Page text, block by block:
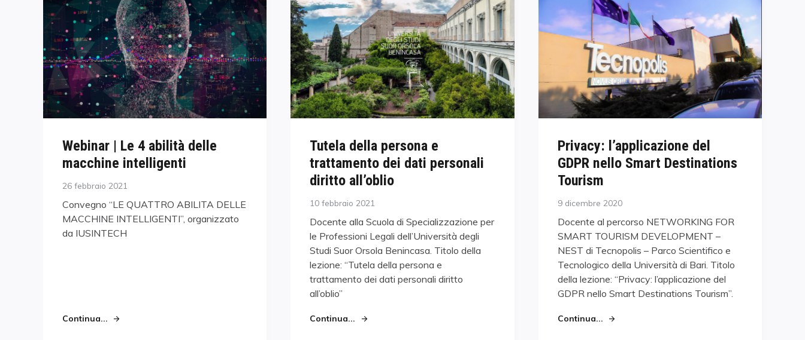
Webinar | Le 4 abilità delle
macchine intelligenti
Posted
26 febbraio 2021
Convegno “LE QUATTRO ABILITA DELLE
MACCHINE INTELLIGENTI”, organizzato
da IUSINTECH
Continua...
Tutela della persona e
trattamento dei dati personali
diritto all’oblio
Posted
10 febbraio 2021
Docente alla Scuola di Specializzazione per
le Professioni Legali dell’Università degli
Studi Suor Orsola Benincasa. Titolo della
lezione: “Tutela della persona e
trattamento dei dati personali diritto
all’oblio”
Continua...
Privacy: l’applicazione del
GDPR nello Smart Destinations
Tourism
Posted
9 dicembre 2020
Docente al percorso NETWORKING FOR
SMART TOURISM DEVELOPMENT –
NEST di Tecnopolis – Parco Scientifico e
Tecnologico della Università di Bari. Titolo
della lezione: “Privacy: l’applicazione del
GDPR nello Smart Destinations Tourism”.
Continua...